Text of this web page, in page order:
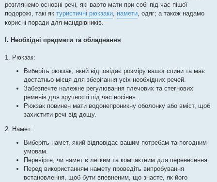
розглянемо основні речі, які варто мати при собі під час пішої
подорожі, такі як туристичні рюкзаки намети , одяг; а також надамо
корисні поради для мандрівників.
I. Необхідні предмети та обладнання
1. Рюкзак:
Виберіть рюкзак, який відповідає розміру вашої спини та має
достатньо місця для зберігання усіх необхідних речей.
Забезпечте належне регулювання плечових та стегнових
ременів для зручності під час носіння.
Рюкзак повинен мати водонепроникну оболонку або вміст, щоб
захистити речі від дощу.
2. Намет:
Виберіть намет, який відповідає вашим потребам та погодним
умовам.
Перевірте, чи намет є легким та компактним для перенесення.
Перед використанням намету проведіть випробування
встановлення, щоб бути впевненим, що знаєте, як його